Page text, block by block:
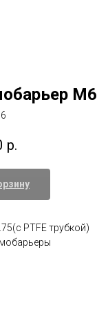
р.
PTFE трубкой)